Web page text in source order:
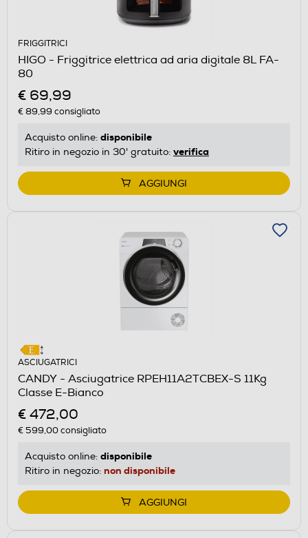
FRIGGITRICI
HIGO - Friggitrice elettrica ad aria digitale 8L FA-
80
€ 69,99
€ 89,99 consigliato
Acquisto online: disponibile
Ritiro in negozio in 30' gratuito: verifica
AGGIUNGI
ASCIUGATRICI
CANDY - Asciugatrice RPEH11A2TCBEX-S 11Kg
Classe E-Bianco
€ 472,00
€ 599,00consigliato
Acquisto online: disponibile
Ritiro in negozio: non disponibile
AGGIUNGI